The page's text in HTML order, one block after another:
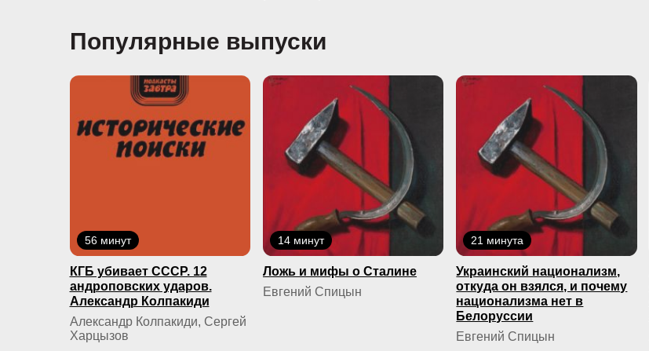
Популярные выпуски
56 минут
КГБ yбивaeт СССР. 12
андроповских ударов.
Александр Колпакиди
Александр Колпакиди, Сергей
Харцызов
14 минут
Ложь и мифы о Сталине
Евгений Спицын
21 минута
Украинский национализм,
откуда он взялся, и почему
национализма нет в
Белоруссии
Евгений Спицын